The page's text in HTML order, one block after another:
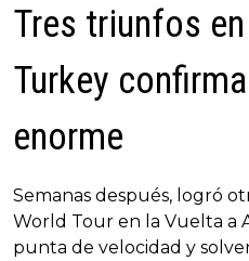
Tres triunfos
Turkey
enorme
Semanas después, logró
World Tour en la Vuelta a
punta de velocidad y